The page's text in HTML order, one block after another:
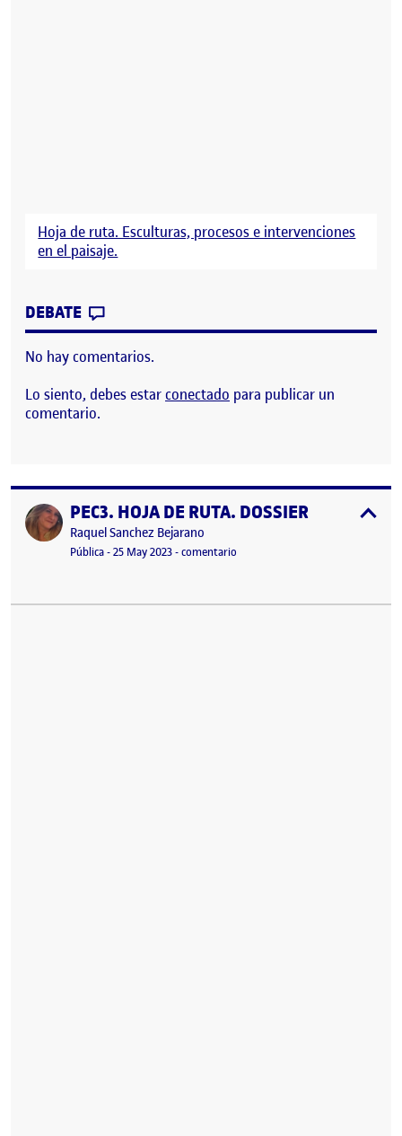
Hoja de ruta. Esculturas, procesos e intervenciones
en el paisaje.
DEBATE
No hay comentarios.
Lo siento, debes estarconectado para publicar un
comentario.
Publicado porPEC3. HOJA DE RUTA. DOSSIER
Publicado por
Raquel Sanchez Bejarano
Visibilidad:
Pública-Fecha de publicación
25 May 20239 junio, 2023 5:35 pm
-comentario